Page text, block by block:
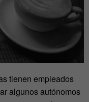
tienen empleados
algunos autónomos